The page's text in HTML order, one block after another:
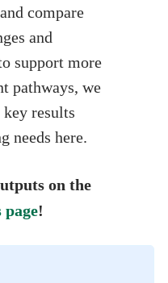
compare
and
support more
pathways, we
results
needs here.
on the
page!